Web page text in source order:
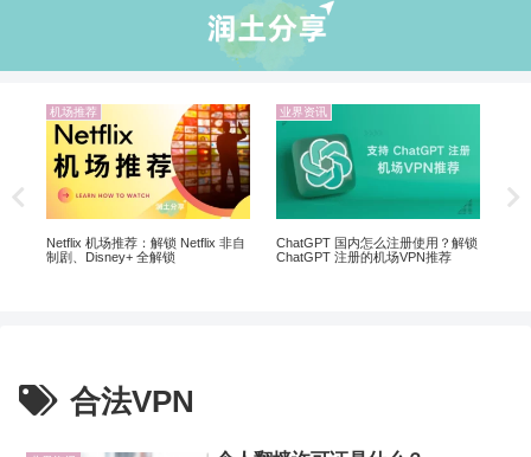
机场推荐
Netflix 机场推荐：解锁 Netflix 非自
制剧、Disney+ 全解锁
业界资讯
ChatGPT 国内怎么注册使用？解锁
ChatGPT 注册的机场VPN推荐
合法VPN